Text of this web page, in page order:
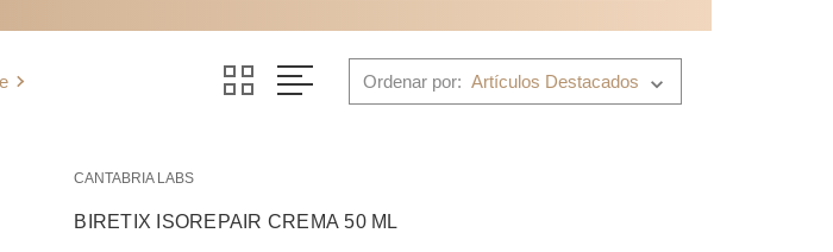
Ordenar por:
CANTABRIA LABS
BIRETIX ISOREPAIR CREMA 50 ML